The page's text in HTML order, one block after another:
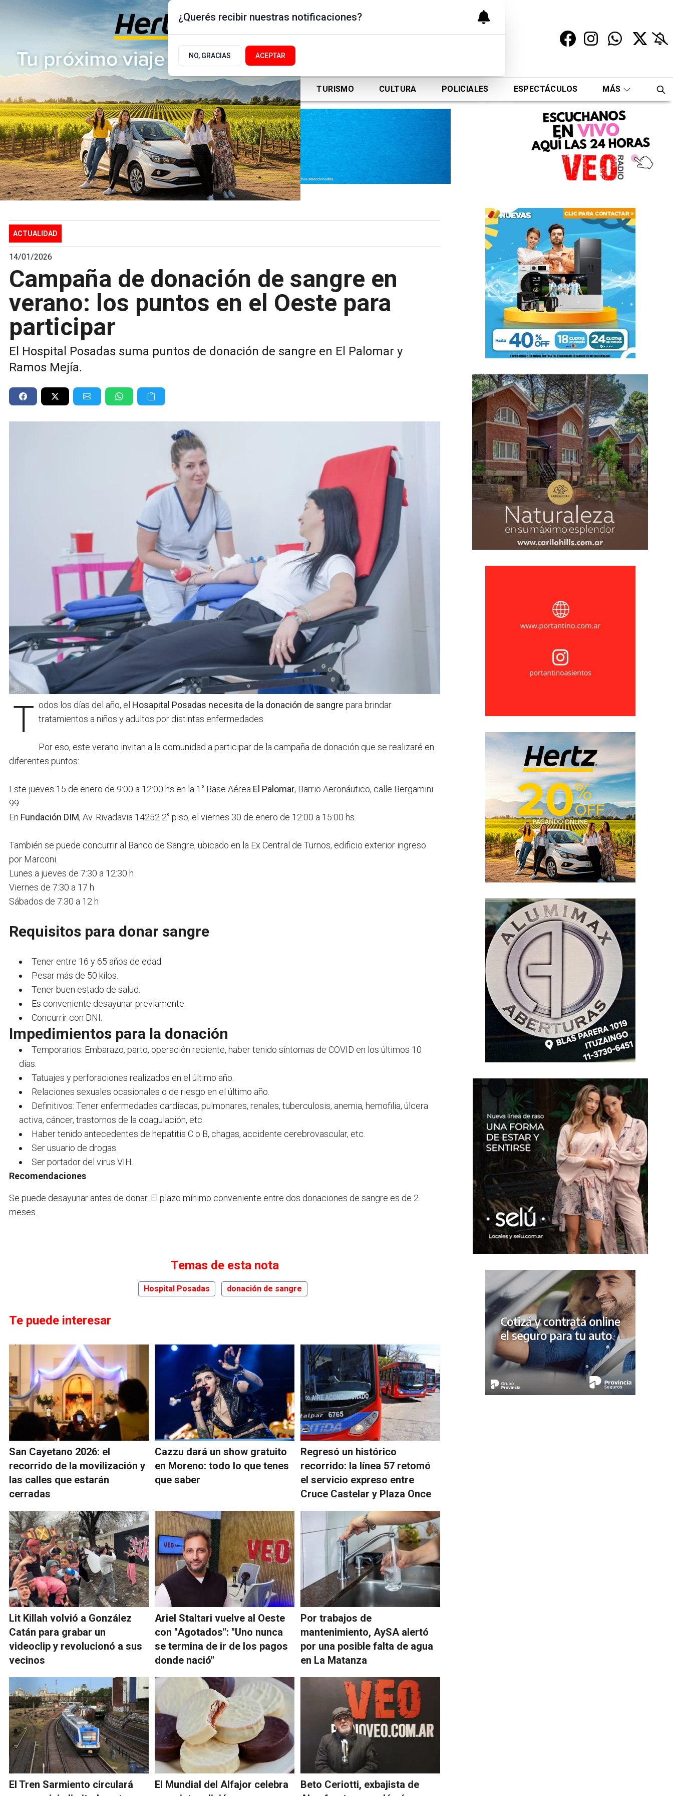
Viernes 7 de Agosto
de 2026
17.9ºc | Buenos Aires, AR
ACTUALIDAD POLÍTICA DEPORTES TURISMO CULTURA POLICIALES ESPECTÁCULOS MÁS
ACTUALIDAD
14/01/2026
Campaña de donación de sangre en
verano: los puntos en el Oeste para
participar
El Hospital Posadas suma puntos de donación de sangre en El Palomar y
Ramos Mejía.
Todos los días del año, el Hosapital Posadas necesita de la donación de sangre para brindar
tratamientos a niños y adultos por distintas enfermedades.
Por eso, este verano invitan a la comunidad a participar de la campaña de donación que se realizaré en
diferentes puntos:
Este jueves 15 de enero de 9:00 a 12:00 hs en la 1° Base Aérea El Palomar, Barrio Aeronáutico, calle Bergamini
99
En Fundación DIM, Av. Rivadavia 14252 2° piso, el viernes 30 de enero de 12:00 a 15:00 hs.
También se puede concurrir al Banco de Sangre, ubicado en la Ex Central de Turnos, edificio exterior ingreso
por Marconi.
Lunes a jueves de 7:30 a 12:30 h
Viernes de 7:30 a 17 h
Sábados de 7:30 a 12 h
Requisitos para donar sangre
Tener entre 16 y 65 años de edad.
Pesar más de 50 kilos.
Tener buen estado de salud.
Es conveniente desayunar previamente.
Concurrir con DNI.
Impedimientos para la donación
Temporarios: Embarazo, parto, operación reciente, haber tenido síntomas de COVID en los últimos 10
días.
Tatuajes y perforaciones realizados en el último año.
Relaciones sexuales ocasionales o de riesgo en el último año.
Definitivos: Tener enfermedades cardíacas, pulmonares, renales, tuberculosis, anemia, hemofilia, úlcera
activa, cáncer, trastornos de la coagulación, etc.
Haber tenido antecedentes de hepatitis C o B, chagas, accidente cerebrovascular, etc.
Ser usuario de drogas.
Ser portador del virus VIH.
Recomendaciones
Se puede desayunar antes de donar. El plazo mínimo conveniente entre dos donaciones de sangre es de 2
meses.
Temas de esta nota
Hospital Posadas donación de sangre
Te puede interesar
San Cayetano 2026: el
recorrido de la movilización y
las calles que estarán
cerradas
Cazzu dará un show gratuito
en Moreno: todo lo que tenes
que saber
Regresó un histórico
recorrido: la línea 57 retomó
el servicio expreso entre
Cruce Castelar y Plaza Once
Lit Killah volvió a González
Catán para grabar un
videoclip y revolucionó a sus
vecinos
Ariel Staltari vuelve al Oeste
con "Agotados": "Uno nunca
se termina de ir de los pagos
donde nació"
Por trabajos de
mantenimiento, AySA alertó
por una posible falta de agua
en La Matanza
El Tren Sarmiento circulará
El Mundial del Alfajor celebra
Beto Ceriotti, exbajista de
¿Querés recibir nuestras notificaciones?
NO, GRACIAS ACEPTAR